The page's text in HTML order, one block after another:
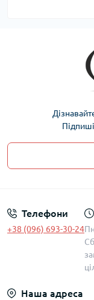
Телефони
+38 (096) 693-30-24
Наша адреса